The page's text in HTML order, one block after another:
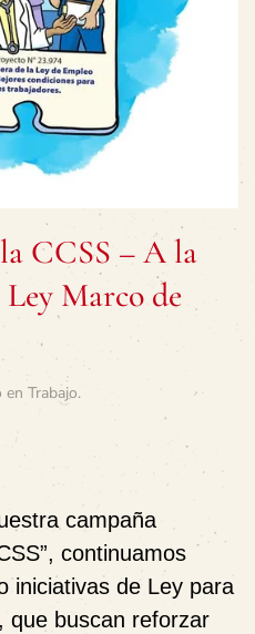
CCSS – A la
Marco de
en Trabajo.
campaña
continuamos
iniciativas de Ley para
que buscan reforzar